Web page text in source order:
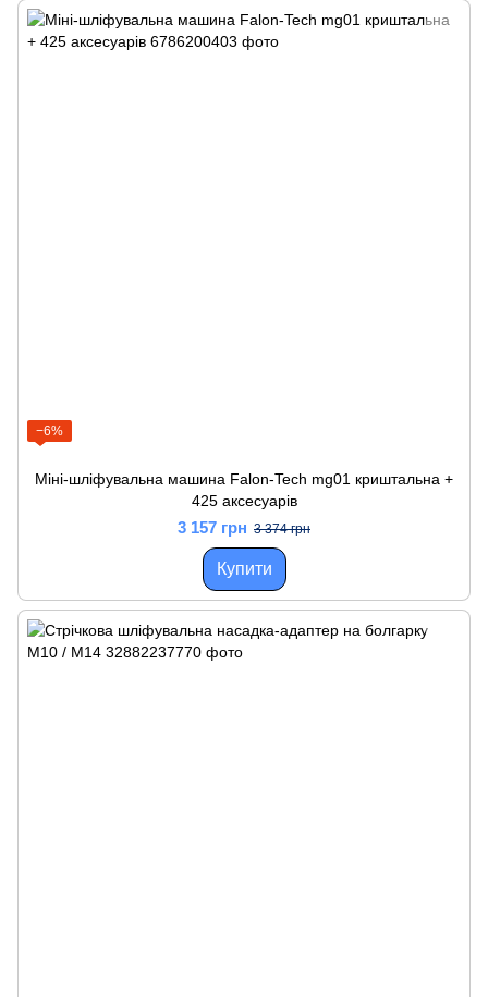
−6%
Міні-шліфувальна машина Falon-Tech mg01 криштальна +
425 аксесуарів
3 157 грн 3 374 грн
Купити